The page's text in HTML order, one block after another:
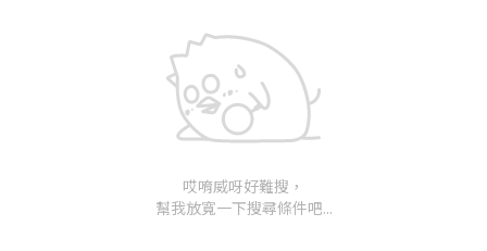
哎唷威呀好難搜，
幫我放寬一下搜尋條件吧...